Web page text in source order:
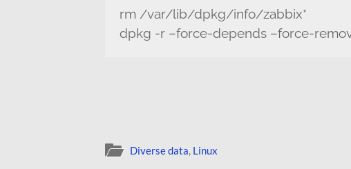
rm /var/lib/dpkg/info/zabbix*
dpkg -r –force-depends –force-
Diverse data, Linux